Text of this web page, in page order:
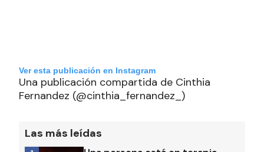
Ver esta publicación en Instagram
Una publicación compartida de Cinthia
Fernandez (@cinthia_fernandez_)
Las más leídas